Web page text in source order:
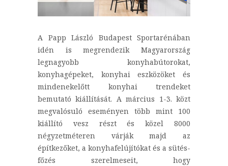
A Papp László Budapest Sportarénában
idén is megrendezik Magyarország
legnagyobb konyhabútorokat,
konyhagépeket, konyhai eszközöket és
mindenekelőtt konyhai trendeket
bemutató kiállítását. A március 1-3. közt
megvalósuló eseményen több mint 100
kiállító vesz részt és közel 8000
négyzetméteren várják majd az
építkezőket, a konyhafelújítókat és a sütés-
főzés szerelmeseit, hogy